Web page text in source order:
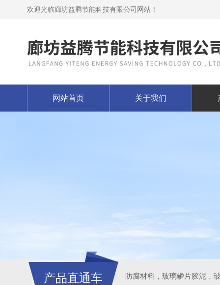
欢迎光临廊坊益腾节能科技有限公司网站！
网站首页 关于我们
产品直通车